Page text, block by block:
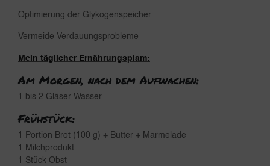
Optimierung der Glykogenspeicher
Vermeide Verdauungsprobleme
Mein täglicher Ernährungsplam:
Am Morgen, nach dem Aufwachen:
1 bis 2 Gläser Wasser
Frühstück:
1 Portion Brot (100 g) + Butter + Marmelade
1 Milchprodukt
1 Stück Obst